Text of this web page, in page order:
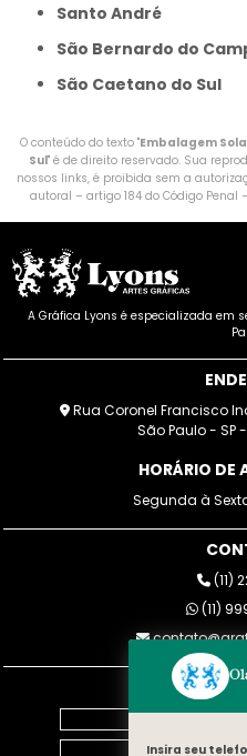
Santo André
São Bernardo do
São Caetano do Sul
O conteúdo do texto "Embalagem
Sul" é de direito reservado. Sua
nossos links, é proibida sem a
autoral – artigo 184 do Código Penal –
A Gráfica Lyons é especializada em
Rua Coronel Francisco
São Paulo - SP
HORÁRIO DE
Segunda à
(11)
(11)
Insira seu